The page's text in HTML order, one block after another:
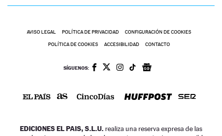
AVISO LEGAL POLÍTICA DE PRIVACIDAD CONFIGURACIÓN DE COOKIES
POLÍTICA DE COOKIES ACCESIBILIDAD CONTACTO
SÍGUENOS:
EDICIONES EL PAIS, S.L.U. realiza una reserva expresa de las